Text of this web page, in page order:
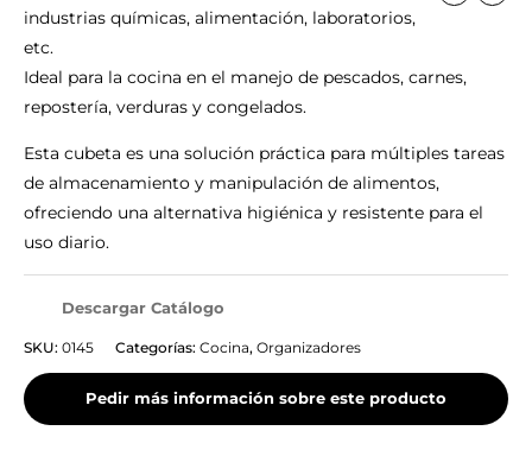
industrias químicas, alimentación, laboratorios,
etc.
Ideal para la cocina en el manejo de pescados, carnes,
repostería, verduras y congelados.
Esta cubeta es una solución práctica para múltiples tareas
de almacenamiento y manipulación de alimentos,
ofreciendo una alternativa higiénica y resistente para el
uso diario.
Descargar Catálogo
SKU: 0145 Categorías: Cocina, Organizadores